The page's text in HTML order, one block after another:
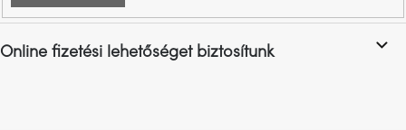
A
8.
megünneplése
Online fizetési lehetőséget biztosítunk